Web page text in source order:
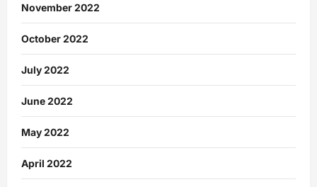
November 2022
October 2022
July 2022
June 2022
May 2022
April 2022